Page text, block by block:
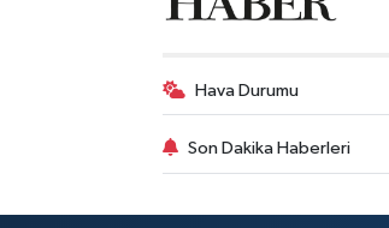
Hava Durumu
Son Dakika Haberleri